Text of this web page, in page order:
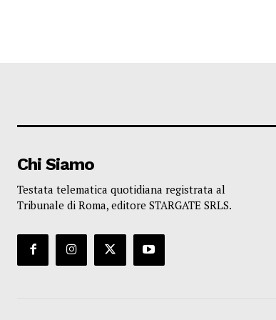
Chi Siamo
Testata telematica quotidiana registrata al
Tribunale di Roma, editore STARGATE SRLS.